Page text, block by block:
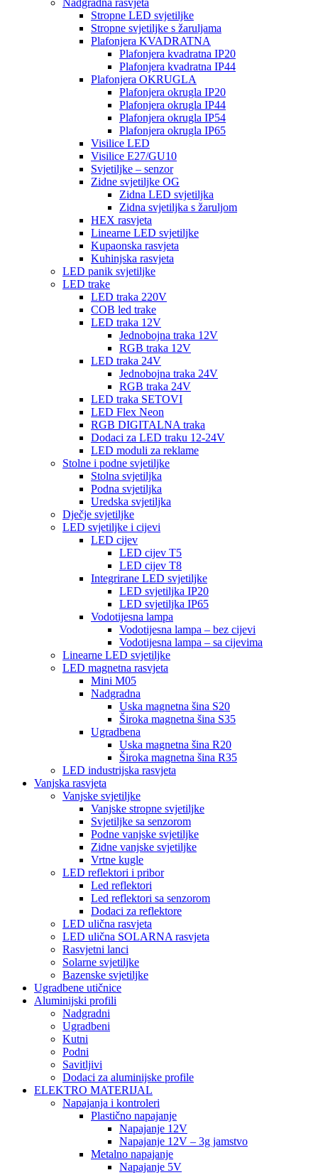
Nadgradna rasvjeta
Stropne LED svjetiljke
Stropne svjetiljke s žaruljama
Plafonjera KVADRATNA
Plafonjera kvadratna IP20
Plafonjera kvadratna IP44
Plafonjera OKRUGLA
Plafonjera okrugla IP20
Plafonjera okrugla IP44
Plafonjera okrugla IP54
Plafonjera okrugla IP65
Visilice LED
Visilice E27/GU10
Svjetiljke – senzor
Zidne svjetiljke OG
Zidna LED svjetiljka
Zidna svjetiljka s žaruljom
HEX rasvjeta
Linearne LED svjetiljke
Kupaonska rasvjeta
Kuhinjska rasvjeta
LED panik svjetiljke
LED trake
LED traka 220V
COB led trake
LED traka 12V
Jednobojna traka 12V
RGB traka 12V
LED traka 24V
Jednobojna traka 24V
RGB traka 24V
LED traka SETOVI
LED Flex Neon
RGB DIGITALNA traka
Dodaci za LED traku 12-24V
LED moduli za reklame
Stolne i podne svjetiljke
Stolna svjetiljka
Podna svjetiljka
Uredska svjetiljka
Dječje svjetiljke
LED svjetiljke i cijevi
LED cijev
LED cijev T5
LED cijev T8
Integrirane LED svjetiljke
LED svjetiljka IP20
LED svjetiljka IP65
Vodotijesna lampa
Vodotijesna lampa – bez cijevi
Vodotijesna lampa – sa cijevima
Linearne LED svjetiljke
LED magnetna rasvjeta
Mini M05
Nadgradna
Uska magnetna šina S20
Široka magnetna šina S35
Ugradbena
Uska magnetna šina R20
Široka magnetna šina R35
LED industrijska rasvjeta
Vanjska rasvjeta
Vanjske svjetiljke
Vanjske stropne svjetiljke
Svjetiljke sa senzorom
Podne vanjske svjetiljke
Zidne vanjske svjetiljke
Vrtne kugle
LED reflektori i pribor
Led reflektori
Led reflektori sa senzorom
Dodaci za reflektore
LED ulična rasvjeta
LED ulična SOLARNA rasvjeta
Rasvjetni lanci
Solarne svjetiljke
Bazenske svjetiljke
Ugradbene utičnice
Aluminijski profili
Nadgradni
Ugradbeni
Kutni
Podni
Savitljivi
Dodaci za aluminijske profile
ELEKTRO MATERIJAL
Napajanja i kontroleri
Plastično napajanje
Napajanje 12V
Napajanje 12V – 3g jamstvo
Metalno napajanje
Napajanje 5V